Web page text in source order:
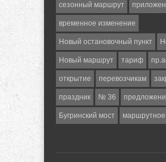
сезонный маршрут
временное изменение
Новый остановочный пункт
Новый маршрут тариф
открытие перевозчикам
праздник № 36
Бугринский мост маршрутное